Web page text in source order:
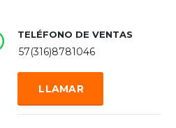
TELÉFONO DE VENTAS
57(316)8781046
LLAMAR